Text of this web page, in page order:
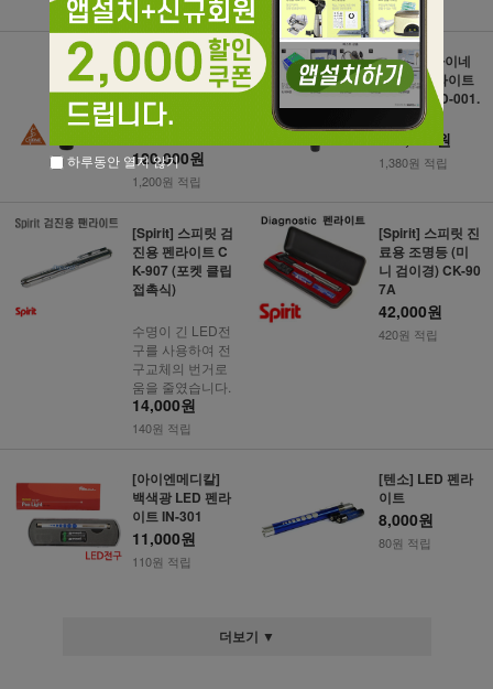
150원 적립
[HEINE] 하이네
LED 펜라이트 미
니3000 D73L
(대) D-001.73.13
120,000원
1,200원 적립
[HEINE] 하이네
LED 이어라이트
미니3000 D-001.
73.103
138,000원
1,380원 적립
[Spirit] 스피릿 검
진용 펜라이트 C
K-907 (포켓 클립
접촉식)
수명이 긴 LED전
구를 사용하여 전
구교체의 번거로
움을 줄였습니다.
14,000원
140원 적립
[Spirit] 스피릿 진
료용 조명등 (미
니 검이경) CK-90
7A
42,000원
420원 적립
[아이엔메디칼]
백색광 LED 펜라
이트 IN-301
11,000원
110원 적립
[텐소] LED 펜라
이트
8,000원
80원 적립
더보기 ▼
하루동안 열지 않기